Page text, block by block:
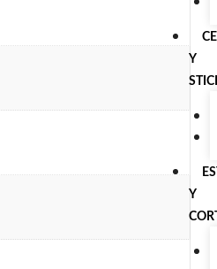
Y
Y